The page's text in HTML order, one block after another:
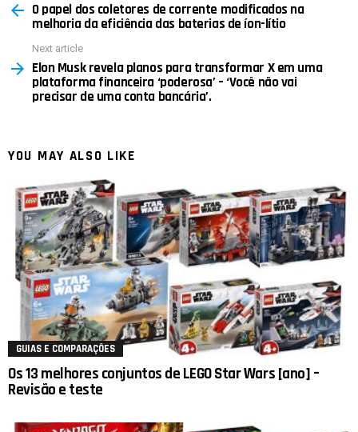
more O papel dos coletores de corrente modificados na
melhoria da eficiência das baterias de íon-lítio
Next article
Elon Musk revela planos para transformar X em uma
plataforma financeira ‘poderosa’ – ‘Você não vai
precisar de uma conta bancária’.
YOU MAY ALSO LIKE
GUIAS E COMPARAÇÕES
Os 13 melhores conjuntos de LEGO Star Wars [ano] –
Revisão e teste